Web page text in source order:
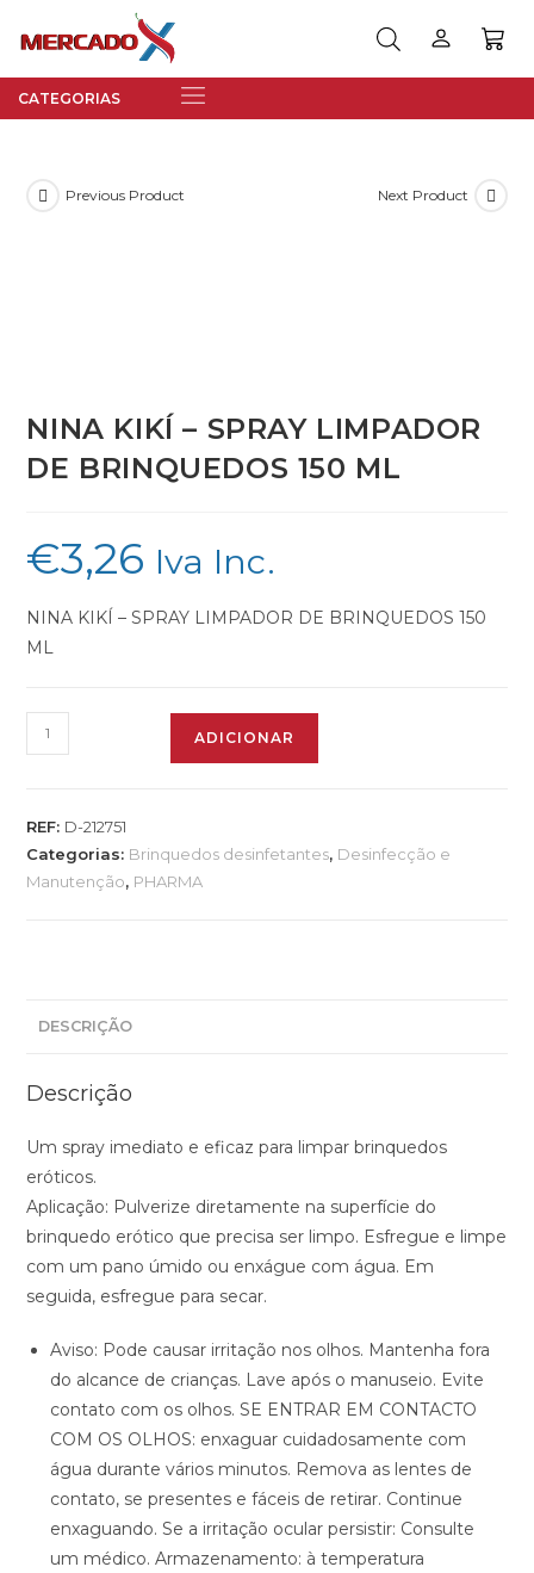
Previous Product Next Product
NINA KIKÍ – SPRAY LIMPADOR
DE BRINQUEDOS 150 ML
€3,26 Iva Inc.
NINA KIKÍ – SPRAY LIMPADOR DE BRINQUEDOS 150
ML
ADICIONAR
REF: D-212751
Categorias: Brinquedos desinfetantes, Desinfecção e
Manutenção, PHARMA
DESCRIÇÃO
Descrição
Um spray imediato e eficaz para limpar brinquedos
eróticos.
Aplicação: Pulverize diretamente na superfície do
brinquedo erótico que precisa ser limpo. Esfregue e limpe
com um pano úmido ou enxágue com água. Em
seguida, esfregue para secar.
Aviso: Pode causar irritação nos olhos. Mantenha fora
do alcance de crianças. Lave após o manuseio. Evite
contato com os olhos. SE ENTRAR EM CONTACTO
COM OS OLHOS: enxaguar cuidadosamente com
água durante vários minutos. Remova as lentes de
contato, se presentes e fáceis de retirar. Continue
enxaguando. Se a irritação ocular persistir: Consulte
um médico. Armazenamento: à temperatura